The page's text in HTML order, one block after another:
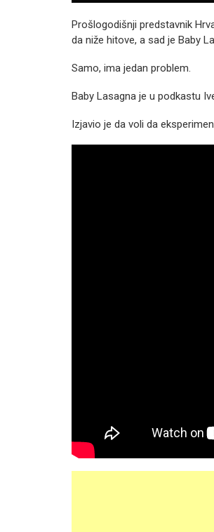
Prošlogodišnji predstavnik
da niže hitove, a sad je Baby
Samo, ima jedan problem.
Baby Lasagna je u podkastu
Izjavio je da voli da